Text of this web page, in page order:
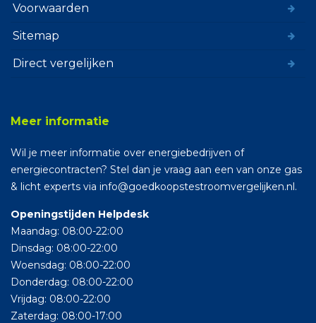
Voorwaarden
Sitemap
Direct vergelijken
Meer informatie
Wil je meer informatie over energiebedrijven of
energiecontracten? Stel dan je vraag aan een van onze gas
& licht experts via info@goedkoopstestroomvergelijken.nl.
Openingstijden Helpdesk
Maandag: 08:00-22:00
Dinsdag: 08:00-22:00
Woensdag: 08:00-22:00
Donderdag: 08:00-22:00
Vrijdag: 08:00-22:00
Zaterdag: 08:00-17:00